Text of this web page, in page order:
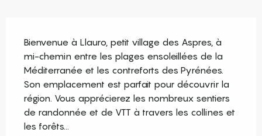
Bienvenue à Llauro, petit village des Aspres, à
mi-chemin entre les plages ensoleillées de la
Méditerranée et les contreforts des Pyrénées.
Son emplacement est parfait pour découvrir la
région. Vous apprécierez les nombreux sentiers
de randonnée et de VTT à travers les collines et
les forêts...